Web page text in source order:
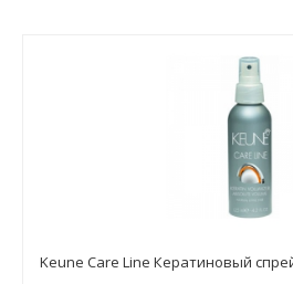
Keune Care Line Кератиновый